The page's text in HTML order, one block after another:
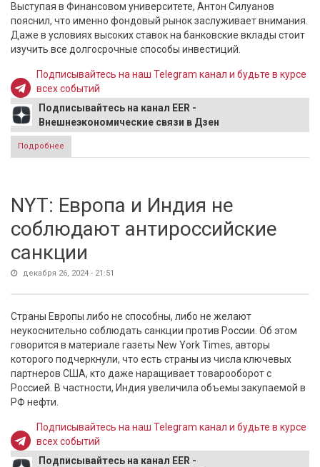
Выступая в Финансовом университете, Антон Силуанов
пояснил, что именно фондовый рынок заслуживает внимания.
Даже в условиях высоких ставок на банковские вклады стоит
изучить все долгосрочные способы инвестиций.
Подписывайтесь на наш Telegram канал и будьте в курсе
всех событий
Подписывайтесь на канал EER -
Внешнеэкономические связи в Дзен
Подробнее
вкладывать в ценные бумаги
NYT: Европа и Индия не
соблюдают антироссийские
санкции
декабря 26, 2024 - 21:51
Страны Европы либо не способны, либо не желают
неукоснительно соблюдать санкции против России. Об этом
говорится в материале газеты New York Times, авторы
которого подчеркнули, что есть страны из числа ключевых
партнеров США, кто даже наращивает товарооборот с
Россией. В частности, Индия увеличила объемы закупаемой в
РФ нефти.
Подписывайтесь на наш Telegram канал и будьте в курсе
всех событий
Подписывайтесь на канал EER -